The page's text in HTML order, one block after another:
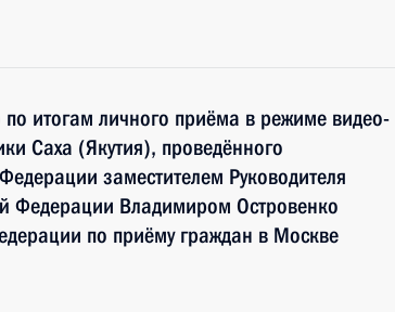
итогам личного приёма в режиме видео-
Саха (Якутия), проведённого
заместителем Руководителя
Федерации Владимиром Островенко
по приёму граждан в Москве